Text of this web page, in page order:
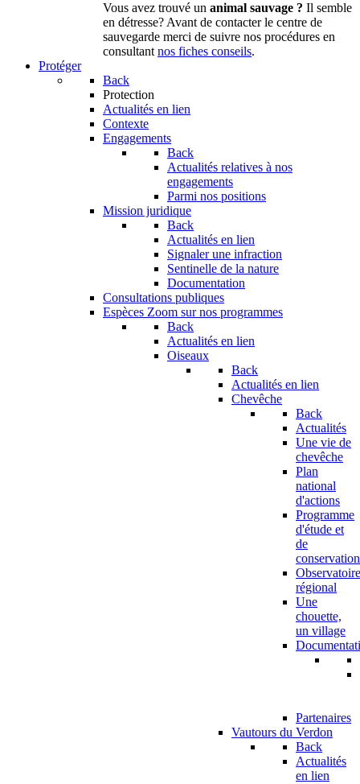
Vous avez trouvé un animal sauvage ? Il semble
en détresse? Avant de contacter le centre de
sauvegarde merci de suivre nos procédures en
consultantnos fiches conseils.
Protéger
Back
Protection
Actualités en lien
Contexte
Engagements
Back
Actualités relatives à nos
engagements
Parmi nos positions
Mission juridique
Back
Actualités en lien
Signaler une infraction
Sentinelle de la nature
Documentation
Consultations publiques
Espèces Zoom sur nos programmes
Back
Actualités en lien
Oiseaux
Back
Actualités en lien
Chevêche
Back
Actualités
Une vie de
chevêche
Plan
national
d'actions
Programme
d'étude et
de
conservation
Observatoire
régional
Une
chouette,
un village
Partenaires
Vautours du Verdon
Back
Actualités
en lien